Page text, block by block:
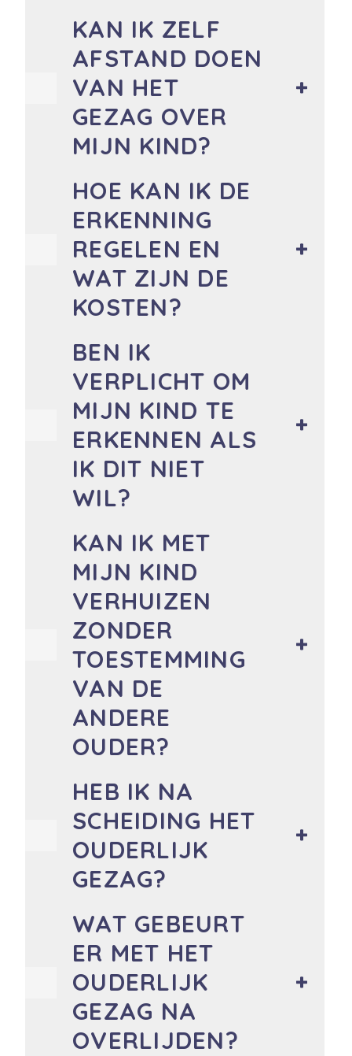
KAN IK ZELF
AFSTAND DOEN
VAN HET
GEZAG OVER
MIJN KIND?
HOE KAN IK DE
ERKENNING
REGELEN EN
WAT ZIJN DE
KOSTEN?
BEN IK
VERPLICHT OM
MIJN KIND TE
ERKENNEN ALS
IK DIT NIET
WIL?
KAN IK MET
MIJN KIND
VERHUIZEN
ZONDER
TOESTEMMING
VAN DE
ANDERE
OUDER?
HEB IK NA
SCHEIDING HET
OUDERLIJK
GEZAG?
WAT GEBEURT
ER MET HET
OUDERLIJK
GEZAG NA
OVERLIJDEN?